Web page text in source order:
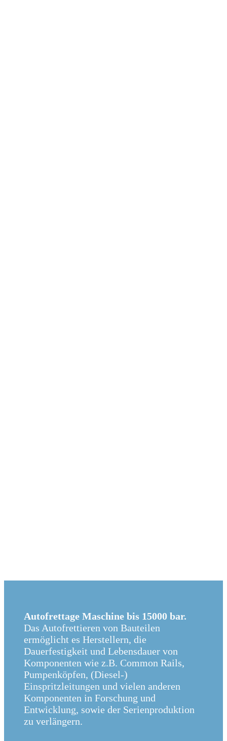
Autofrettage Maschine bis 15000 bar.
Das Autofrettieren von Bauteilen
ermöglicht es Herstellern, die
Dauerfestigkeit und Lebensdauer von
Komponenten wie z.B. Common Rails,
Pumpenköpfen, (Diesel-)
Einspritzleitungen und vielen anderen
Komponenten in Forschung und
Entwicklung, sowie der Serienproduktion
zu verlängern.